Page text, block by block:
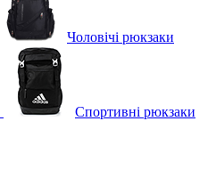
Чоловічі рюкзаки
Спортивні рюкзаки